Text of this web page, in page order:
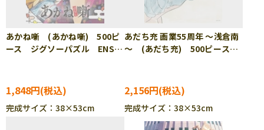
あかね噺 (あかね噺) 500ピ
ース ジグソーパズル ENS-
1,848円
完成サイズ：38×53cm
あだち充 画業55周年 ～浅倉南
～ (あだち充) 500ピース
2,156円
完成サイズ：38×53cm